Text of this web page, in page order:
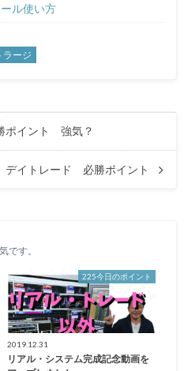
ル使い方
ラージ
ポイント 強気？
イトレード 必勝ポイント
です。
225今日のポイント
2019.12.31
リアル・システム完成記念動画を